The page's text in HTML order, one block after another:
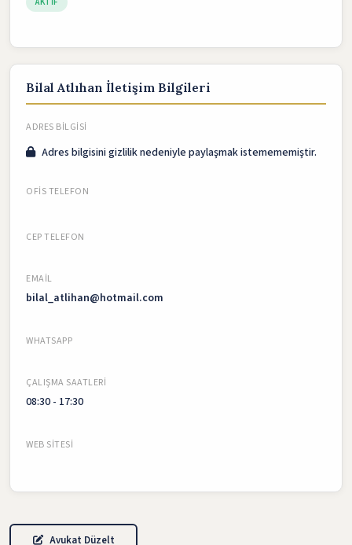
Bilal Atlıhan İletişim Bilgileri
ADRES BILGISI
Adres bilgisini gizlilik nedeniyle paylaşmak istemememiştir.
OFIS TELEFON
CEP TELEFON
EMAIL
bilal_atlihan@hotmail.com
WHATSAPP
ÇALIŞMA SAATLERI
08:30 - 17:30
WEB SITESI
Avukat Düzelt